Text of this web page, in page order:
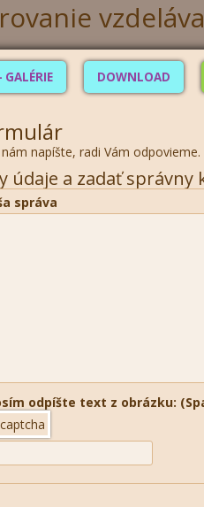
DOWNLOAD
napíšte, radi Vám odpovieme.
údaje a zadať správny
správa
odpíšte text z obrázku: